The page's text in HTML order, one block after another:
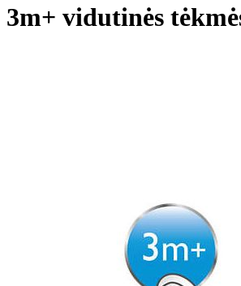
3m+ vidutinės